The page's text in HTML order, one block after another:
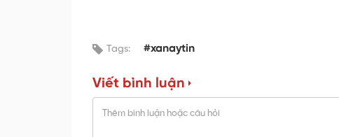
Tags: #xanaytin
Viết bình luận